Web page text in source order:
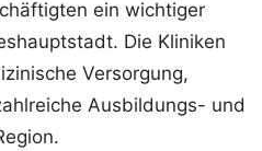
ein wichtiger
Die Kliniken
Versorgung,
Ausbildungs- und